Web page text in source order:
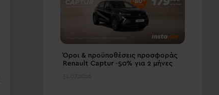
Όροι & προϋποθέσεις πρoσφοράς
Renault Captur -50% για 2 μήνες
31.07.2026